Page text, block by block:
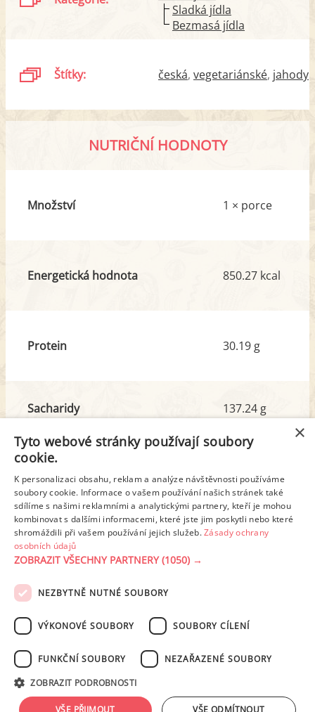
Sladká jídla
Bezmasá jídla
Štítky: česká vegetariánské jahody
NUTRIČNÍ HODNOTY
Množství 1 × porce
Energetická hodnota 850.27 kcal
Protein 30.19 g
Sacharidy
137.24 g
Tuk
z toho nas. mastné kyseliny
18.54 g
10.36 g
Detailní rozpis
PODMÍNKY UŽITÍ ZÁSADY OCHRANY OSOBNÍCH ÚDAJŮ
NASTAVENÍ COOKIES
tohoto serveru je bez písemného souhlasu provozovatele zakázáno.
Design: Eva Roverová
×
Tyto webové stránky používají soubory
cookie.
K personalizaci obsahu, reklam a analýze návštěvnosti používáme
soubory cookie. Informace o vašem používání našich stránek také
sdílíme s našimi reklamními a analytickými partnery, kteří je mohou
kombinovat s dalšími informacemi, které jste jim poskytli nebo které
shromáždili při vašem používání jejich služeb.Zásady ochrany
osobních údajů
ZOBRAZIT VŠECHNY PARTNERY(1050) →
NEZBYTNĚ NUTNÉ SOUBORY
VÝKONOVÉ SOUBORY SOUBORY CÍLENÍ
FUNKČNÍ SOUBORY NEZAŘAZENÉ SOUBORY
ZOBRAZIT PODROBNOSTI
VŠE PŘIJMOUT VŠE ODMÍTNOUT